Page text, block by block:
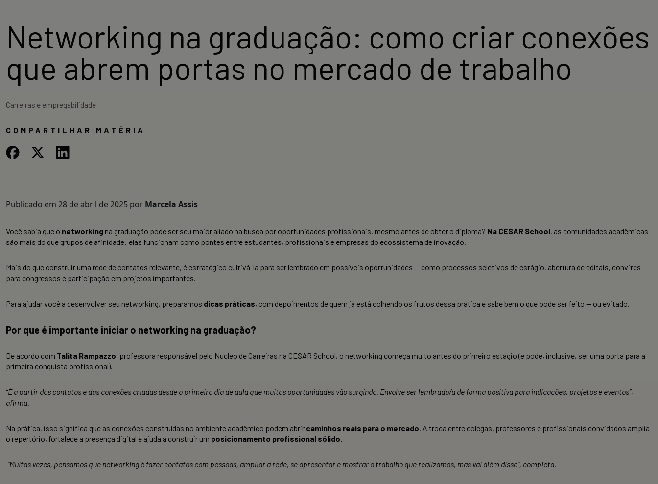
Networking na graduação: como criar conexões
que abrem portas no mercado de trabalho
Carreiras e empregabilidade
COMPARTILHAR MATÉRIA
Publicado em 28 de abril de 2025 por Marcela Assis
Você sabia que o networking na graduação pode ser seu maior aliado na busca por oportunidades profissionais, mesmo antes de obter o diploma? Na CESAR School, as comunidades acadêmicas
são mais do que grupos de afinidade: elas funcionam como pontes entre estudantes, profissionais e empresas do ecossistema de inovação.
Mais do que construir uma rede de contatos relevante, é estratégico cultivá-la para ser lembrado em possíveis oportunidades — como processos seletivos de estágio, abertura de editais, convites
para congressos e participação em projetos importantes.
Para ajudar você a desenvolver seu networking, preparamos dicas práticas, com depoimentos de quem já está colhendo os frutos dessa prática e sabe bem o que pode ser feito — ou evitado.
Por que é importante iniciar o networking na graduação?
De acordo com Talita Rampazzo, professora responsável pelo Núcleo de Carreiras na CESAR School, o networking começa muito antes do primeiro estágio (e pode, inclusive, ser uma porta para a
primeira conquista profissional).
“É a partir dos contatos e das conexões criadas desde o primeiro dia de aula que muitas oportunidades vão surgindo. Envolve ser lembrado/a de forma positiva para indicações, projetos e eventos”,
afirma.
Na prática, isso significa que as conexões construídas no ambiente acadêmico podem abrir caminhos reais para o mercado. A troca entre colegas, professores e profissionais convidados amplia
o repertório, fortalece a presença digital e ajuda a construir um posicionamento profissional sólido.
“Muitas vezes, pensamos que networking é fazer contatos com pessoas, ampliar a rede, se apresentar e mostrar o trabalho que realizamos, mas vai além disso”, completa.